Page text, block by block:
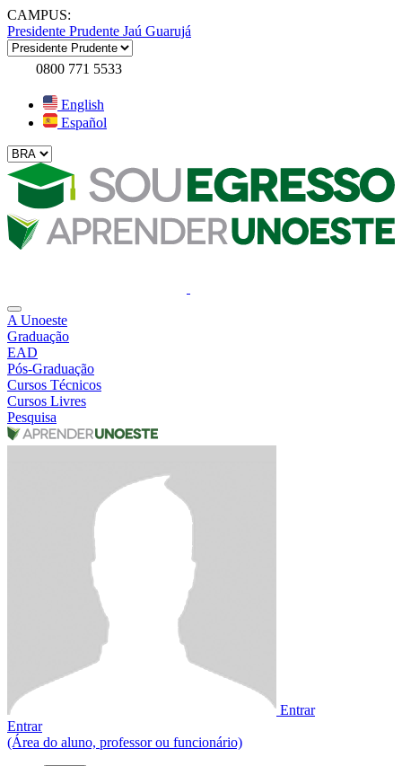
CAMPUS:
Presidente Prudente Jaú Guarujá
0800 771 5533
English
Español
A Unoeste
Graduação
EAD
Pós-Graduação
Cursos Técnicos
Cursos Livres
Pesquisa
Entrar
Entrar
(Área do aluno, professor ou funcionário)